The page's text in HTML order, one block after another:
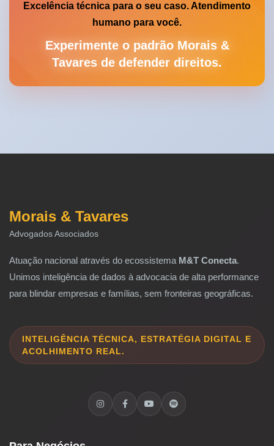
Excelência técnica para o seu caso. Atendimento
humano para você.
Experimente o padrão Morais &
Tavares de defender direitos.
Morais & Tavares
Advogados Associados
Atuação nacional através do ecossistema M&T Conecta.
Unimos inteligência de dados à advocacia de alta performance
para blindar empresas e famílias, sem fronteiras geográficas.
INTELIGÊNCIA TÉCNICA, ESTRATÉGIA DIGITAL E
ACOLHIMENTO REAL.